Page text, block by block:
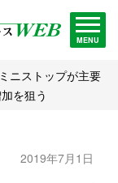
MENU
ミニストップが主要
を狙う
2019年7月1日